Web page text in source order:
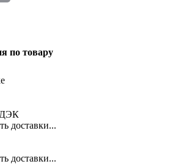
по товару
доставки...
доставки...